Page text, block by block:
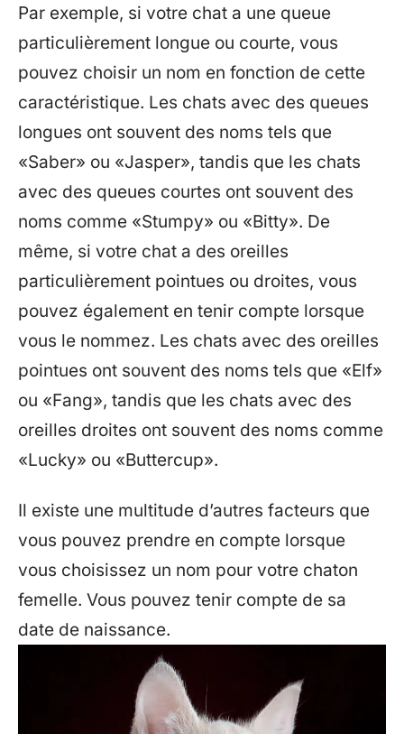
Par exemple, si votre chat a une queue
particulièrement longue ou courte, vous
pouvez choisir un nom en fonction de cette
caractéristique. Les chats avec des queues
longues ont souvent des noms tels que
«Saber» ou «Jasper», tandis que les chats
avec des queues courtes ont souvent des
noms comme «Stumpy» ou «Bitty». De
même, si votre chat a des oreilles
particulièrement pointues ou droites, vous
pouvez également en tenir compte lorsque
vous le nommez. Les chats avec des oreilles
pointues ont souvent des noms tels que «Elf»
ou «Fang», tandis que les chats avec des
oreilles droites ont souvent des noms comme
«Lucky» ou «Buttercup».
Il existe une multitude d’autres facteurs que
vous pouvez prendre en compte lorsque
vous choisissez un nom pour votre chaton
femelle. Vous pouvez tenir compte de sa
date de naissance.